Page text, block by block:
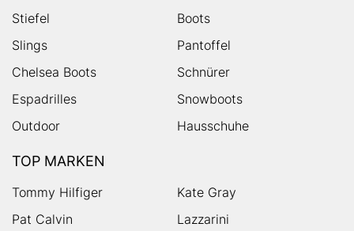
Stiefel
Boots
Slings
Pantoffel
Chelsea Boots
Schnürer
Espadrilles
Snowboots
Outdoor
Hausschuhe
TOP MARKEN
Tommy Hilfiger
Kate Gray
Pat Calvin
Lazzarini